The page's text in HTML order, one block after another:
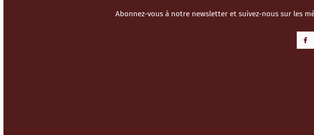
Abonnez-vous à notre newsletter et suivez-nous sur les